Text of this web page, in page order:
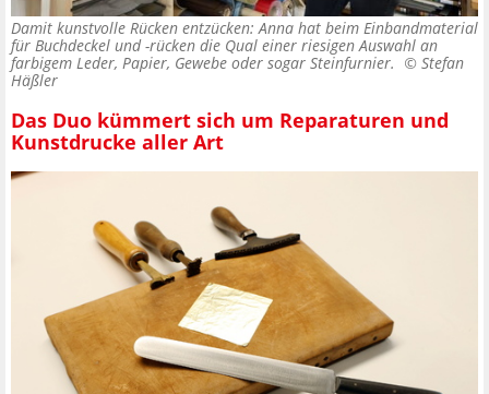
Damit kunstvolle Rücken entzücken: Anna hat beim Einbandmaterial
für Buchdeckel und -rücken die Qual einer riesigen Auswahl an
farbigem Leder, Papier, Gewebe oder sogar Steinfurnier. © Stefan
Häßler
Das Duo kümmert sich um Reparaturen und
Kunstdrucke aller Art